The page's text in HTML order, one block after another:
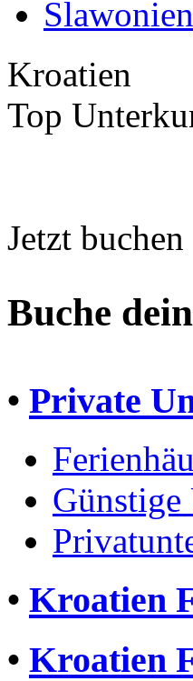
Slawonien
Kroatien
Top
Jetzt buchen
Buche
• Private
• Kroatien
• Kroatien